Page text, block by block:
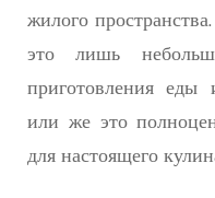
жилого
это лишь
приготовления еды
или же это
для настоящего